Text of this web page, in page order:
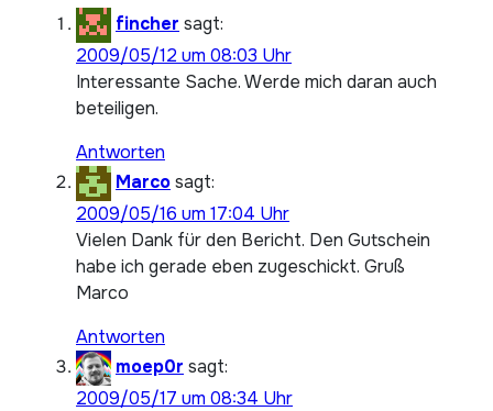
fincher sagt:
2009/05/12 um 08:03 Uhr
Interessante Sache. Werde mich daran auch
beteiligen.
Antworten
Marcosagt:
2009/05/16 um 17:04 Uhr
Vielen Dank für den Bericht. Den Gutschein
habe ich gerade eben zugeschickt. Gruß
Marco
Antworten
moep0r sagt:
2009/05/17 um 08:34 Uhr